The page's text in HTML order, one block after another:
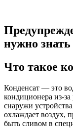
нужно знать
Что такое
Конденсат — это
кондиционера из-
снаружи
охлаждает воздух,
быть сливом в